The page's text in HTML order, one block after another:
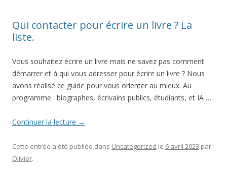
Qui contacter pour écrire un livre ? La
liste.
Vous souhaitez écrire un livre mais ne savez pas comment
démarrer et à qui vous adresser pour écrire un livre ? Nous
avons réalisé ce guide pour vous orienter au mieux. Au
programme : biographes, écrivains publics, étudiants, et IA …
Continuer la lecture →
Cette entrée a été publiée dans Uncategorized le 6 avril 2023 par
Olivier.